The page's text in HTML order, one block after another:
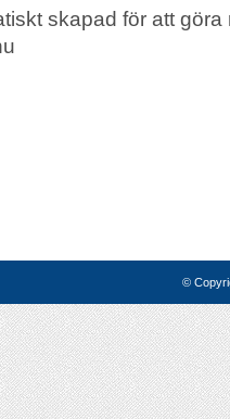
skapad för att göra
©